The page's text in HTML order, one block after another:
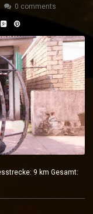
0 comments
9 km Gesamt: